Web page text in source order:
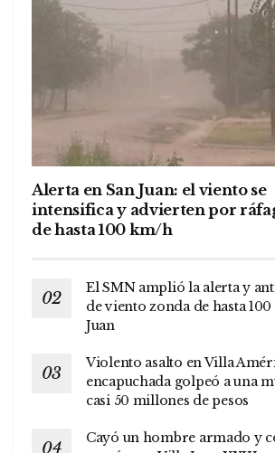
Alerta en San Juan: el viento se
intensifica y advierten por
de hasta 100 km/h
El SMN amplió la alerta y
de viento zonda de hasta
Juan
Violento asalto en Villa
encapuchada golpeó a una
casi 50 millones de pesos
Cayó un hombre armado y